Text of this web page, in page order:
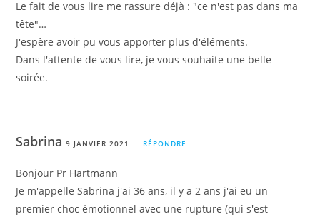
Le fait de vous lire me rassure déjà : "ce n'est pas dans ma
tête"…
J'espère avoir pu vous apporter plus d'éléments.
Dans l'attente de vous lire, je vous souhaite une belle
soirée.
Sabrina9 JANVIER 2021 RÉPONDRE
Bonjour Pr Hartmann
Je m'appelle Sabrina j'ai 36 ans, il y a 2 ans j'ai eu un
premier choc émotionnel avec une rupture (qui s'est